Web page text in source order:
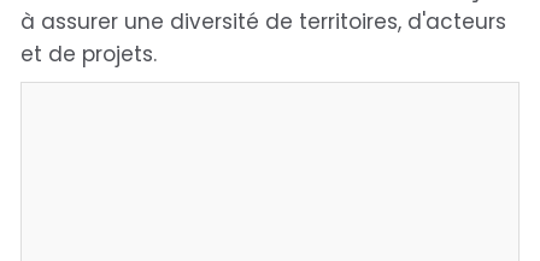
à assurer une diversité de territoires, d'acteurs
et de projets.